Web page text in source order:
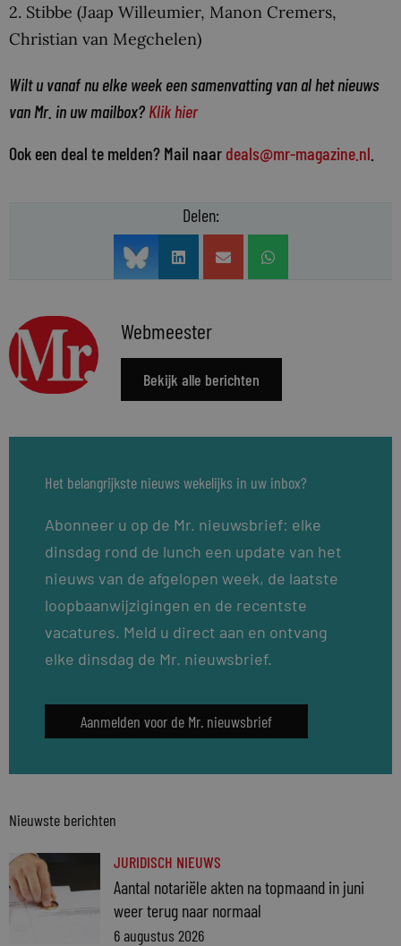
2. Stibbe (Jaap Willeumier, Manon Cremers,
Christian van Megchelen)
Wilt u vanaf nu elke week een samenvatting van al het nieuws
van Mr. in uw mailbox? Klik hier
Ook een deal te melden? Mail naar deals@mr-magazine.nl
Delen:
Webmeester
Bekijk alle berichten
Het belangrijkste nieuws wekelijks in uw inbox?
Abonneer u op de Mr. nieuwsbrief: elke
dinsdag rond de lunch een update van het
nieuws van de afgelopen week, de laatste
loopbaanwijzigingen en de recentste
vacatures. Meld u direct aan en ontvang
elke dinsdag de Mr. nieuwsbrief.
Aanmelden voor de Mr. nieuwsbrief
Nieuwste berichten
JURIDISCH NIEUWS
Aantal notariële akten na topmaand in juni
weer terug naar normaal
6 augustus 2026